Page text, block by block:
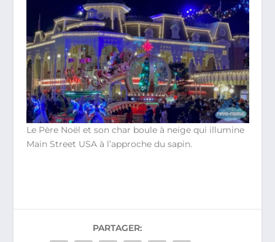
Le Père Noël et son char boule à neige qui illumine
Main Street USA à l’approche du sapin.
PARTAGER: